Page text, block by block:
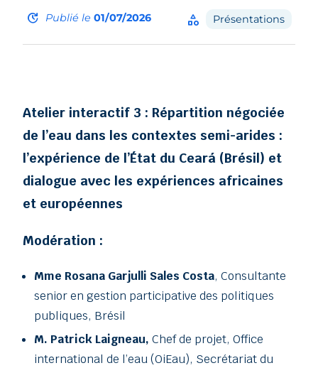
update Publié le 01/07/2026 category Présentations
Atelier interactif 3 : Répartition négociée
de l’eau dans les contextes semi-arides :
l’expérience de l’État du Ceará (Brésil) et
dialogue avec les expériences africaines
et européennes
Modération :
Mme Rosana Garjulli Sales Costa, Consultante
senior en gestion participative des politiques
publiques, Brésil
M. Patrick Laigneau, Chef de projet, Office
international de l’eau (OiEau), Secrétariat du